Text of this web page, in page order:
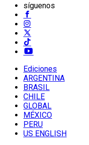
síguenos
Ediciones
ARGENTINA
BRASIL
CHILE
GLOBAL
MÉXICO
PERU
US ENGLISH